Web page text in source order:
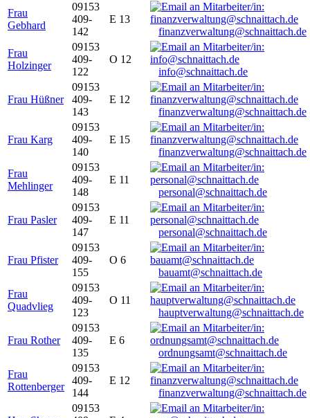
Frau
Gebhard
09153
409-
142
E 13
finanzverwaltung@schnaittach.de
Frau
Holzinger
09153
409-
122
O 12
info@schnaittach.de
Frau Hüßner
09153
409-
143
E 12
finanzverwaltung@schnaittach.de
Frau Karg
09153
409-
140
E 15
finanzverwaltung@schnaittach.de
Frau
Mehlinger
09153
409-
148
E 11
personal@schnaittach.de
Frau Pasler
09153
409-
147
E 11
personal@schnaittach.de
Frau Pfister
09153
409-
155
O 6
bauamt@schnaittach.de
Frau
Quadvlieg
09153
409-
123
O 11
hauptverwaltung@schnaittach.de
Frau Rother
09153
409-
135
E 6
ordnungsamt@schnaittach.de
Frau
Rottenberger
09153
409-
144
E 12
finanzverwaltung@schnaittach.de
09153